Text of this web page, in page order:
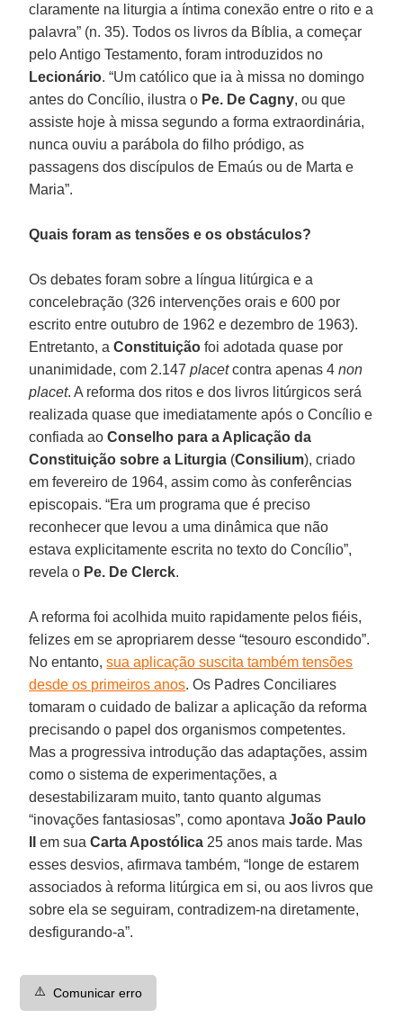
claramente na liturgia a íntima conexão entre o rito e a
palavra” (n. 35). Todos os livros da Bíblia, a começar
pelo Antigo Testamento, foram introduzidos no
Lecionário. “Um católico que ia à missa no domingo
antes do Concílio, ilustra o Pe. De Cagny, ou que
assiste hoje à missa segundo a forma extraordinária,
nunca ouviu a parábola do filho pródigo, as
passagens dos discípulos de Emaús ou de Marta e
Maria”.
Quais foram as tensões e os obstáculos?
Os debates foram sobre a língua litúrgica e a
concelebração (326 intervenções orais e 600 por
escrito entre outubro de 1962 e dezembro de 1963).
Entretanto, aConstituiçãofoi adotada quase por
unanimidade, com 2.147placetcontra apenas 4non
placet. A reforma dos ritos e dos livros litúrgicos será
realizada quase que imediatamente após o Concílio e
confiada aoConselho para a Aplicação da
Constituição sobre a Liturgia (Consilium), criado
em fevereiro de 1964, assim como às conferências
episcopais. “Era um programa que é preciso
reconhecer que levou a uma dinâmica que não
estava explicitamente escrita no texto do Concílio”,
revela o Pe. De Clerck.
A reforma foi acolhida muito rapidamente pelos fiéis,
felizes em se apropriarem desse “tesouro escondido”.
No entanto,sua aplicação suscita também tensões
desde os primeiros anos. Os Padres Conciliares
tomaram o cuidado de balizar a aplicação da reforma
precisando o papel dos organismos competentes.
Mas a progressiva introdução das adaptações, assim
como o sistema de experimentações, a
desestabilizaram muito, tanto quanto algumas
“inovações fantasiosas”, como apontavaJoão Paulo
em suaCarta Apostólica 25 anos mais tarde. Mas
esses desvios, afirmava também, “longe de estarem
associados à reforma litúrgica em si, ou aos livros que
sobre ela se seguiram, contradizem-na diretamente,
desfigurando-a”.
⚠️ Comunicar erro